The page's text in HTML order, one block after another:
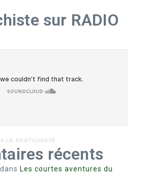
sur RADIO
LE FOOTICHISTE
récents
dans Les courtes aventures du